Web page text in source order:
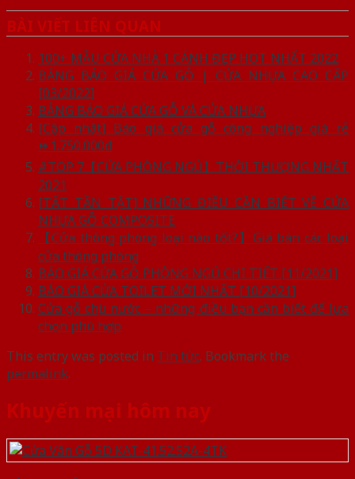
BÀI VIẾT LIÊN QUAN
100+ MẪU CỬA NHÀ 1 CÁNH ĐẸP HOT NHẤT 2022
BẢNG BÁO GIÁ CỬA GỖ | CỬA NHỰA CAO CẤP
[03/2022]
BẢNG BÁO GIÁ CỬA GỖ VÀ CỬA NHỰA
[Cập nhật] Báo giá cửa gỗ công nghiệp giá rẻ
⏩1.750.000đ
#TOP 7【CỬA PHÒNG NGỦ】THỜI THƯỢNG NHẤT
2021
[TẤT TẦN TẬT] NHỮNG ĐIỀU CẦN BIẾT VỀ CỬA
NHỰA GỖ COMPOSITE
【Cửa thông phòng loại nào tốt?】Giá bán các loại
cửa thông phòng
BÁO GIÁ CỬA GỖ PHÒNG NGỦ CHI TIẾT [11/2021]
BÁO GIÁ CỬA TOILET MỚI NHẤT [10/2021]
Cửa gỗ chịu nước – những điều bạn cần biết để lựa
chọn phù hợp
This entry was posted in Tin tức. Bookmark the
permalink.
Khuyến mại hôm nay